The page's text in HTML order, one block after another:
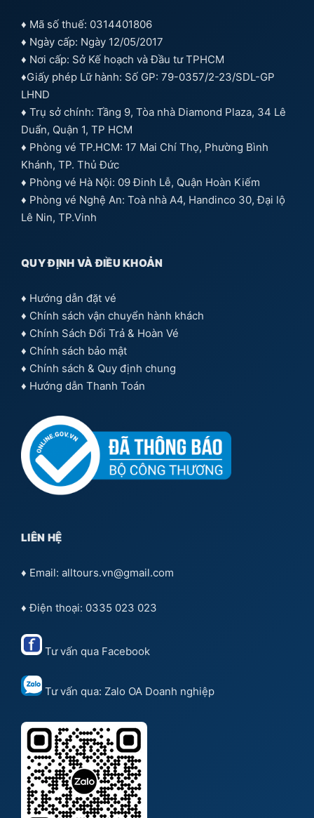
♦ Mã số thuế: 0314401806
♦ Ngày cấp: Ngày 12/05/2017
♦ Nơi cấp: Sở Kế hoạch và Đầu tư TPHCM
♦Giấy phép Lữ hành: Số GP: 79-0357/2-23/SDL-GP
LHND
♦ Trụ sở chính: Tầng 9, Tòa nhà Diamond Plaza, 34 Lê
Duẩn, Quận 1, TP HCM
♦ Phòng vé TP.HCM: 17 Mai Chí Thọ, Phường Bình
Khánh, TP. Thủ Đức
♦ Phòng vé Hà Nội: 09 Đinh Lễ, Quận Hoàn Kiếm
♦ Phòng vé Nghệ An: Toà nhà A4, Handinco 30, Đại lộ
Lê Nin, TP.Vinh
QUY ĐỊNH VÀ ĐIỀU KHOẢN
♦ Hướng dẫn đặt vé
♦ Chính sách vận chuyển hành khách
♦ Chính Sách Đổi Trả & Hoàn Vé
♦ Chính sách bảo mật
♦ Chính sách & Quy định chung
♦ Hướng dẫn Thanh Toán
LIÊN HỆ
♦ Email: alltours.vn@gmail.com
♦ Điện thoại: 0335 023 023
Tư vấn qua Facebook
Tư vấn qua: Zalo OA Doanh nghiệp